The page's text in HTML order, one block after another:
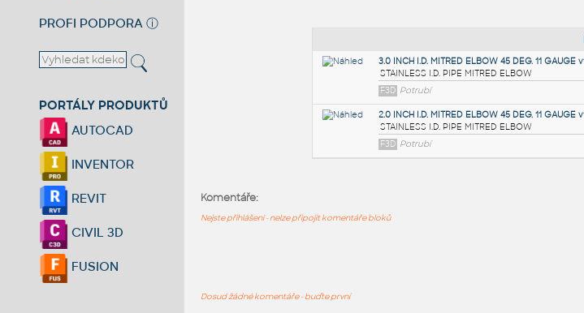
PROFI PODPORA ⓘ
PORTÁLY PRODUKTŮ
AUTOCAD
INVENTOR
REVIT
CIVIL 3D
FUSION
Komentáře:
Nejste přihlášeni - nelze připojit komentáře bloků
Dosud žádné komentáře - buďte první